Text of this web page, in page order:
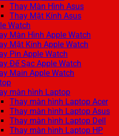
Thay Màn Hình Asus
Thay Mặt Kính Asus
Watch
Màn Hình Apple Watch
Mặt Kính Apple Watch
Pin Apple Watch
Đế Sạc Apple Watch
Main Apple Watch
màn hình Laptop
Thay màn hình Laptop Acer
Thay màn hình Laptop Asus
Thay màn hình Laptop Dell
Thay màn hình Laptop HP